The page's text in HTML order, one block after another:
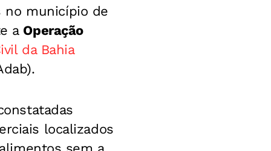
no município de
a Operação
da Bahia
localizados
sem a